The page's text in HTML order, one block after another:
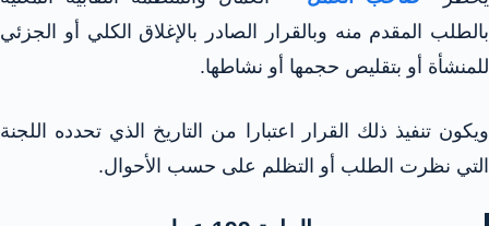
بالطلب المقدم منه وبالقرار الصادر بالإغلاق الكلي أو الجزئي
للمنشأة أو بتقليص حجمها أو نشاطها.
ويكون تنفيذ ذلك القرار اعتبارا من التاريخ الذي تحدده اللجنة
التي نظرت الطلب أو التظلم على حسب الأحوال.